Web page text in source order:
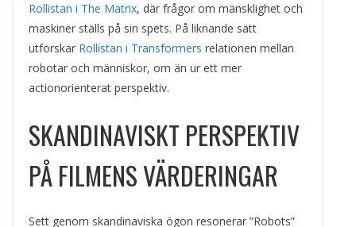
Rollistan i The Matrix, där frågor om mänsklighet och
maskiner ställs på sin spets. På liknande sätt
utforskar Rollistan i Transformers relationen mellan
robotar och människor, om än ur ett mer
actionorienterat perspektiv.
SKANDINAVISKT PERSPEKTIV
PÅ FILMENS VÄRDERINGAR
Sett genom skandinaviska ögon resonerar ”Robots”